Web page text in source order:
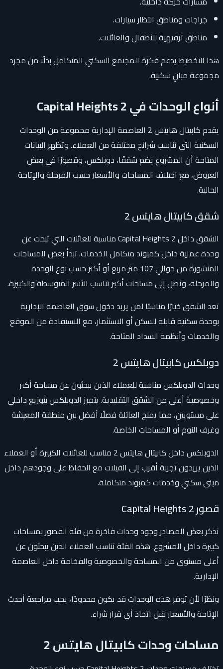
جراجات ومناطق انتظار سيارات.
مناطق ترفيهية للأطفال والعائلات.
هذا التخطيط يدعم فكرة المجتمع السكني المتكامل بدلًا من مجرد
مجموعة مبانٍ سكنية.
أنواع الوحدات في Capital Heights 2
يقدم كابيتال هايتس 2 العاصمة الإدارية مجموعة من الوحدات
السكنية التي تناسب شرائح مختلفة من العملاء. وتظهر البيانات
المتاحة أن المشروع يضم شققًا، دوبلكس، وقصورًا في بعض
العروض، مع اختلاف المساحات والأسعار حسب المرحلة والإتاحة
الحالية.
شقق كابيتال هايتس 2
الشقق داخل Capital Heights 2 مناسبة للعائلات التي تبحث عن
وحدة عملية داخل كمبوند متكامل الخدمات. تبدأ بعض المساحات
المنشورة من حوالي 107 متر مربع أو أكثر حسب نوع الوحدة
والمرحلة، وتصل إلى مساحات أكبر تناسب الأسر المتوسطة والكبيرة.
تعد الشقق خيارًا مناسبًا لمن يريد دخول سوق العاصمة الإدارية
بوحدة سكنية قابلة للسكن أو الاستثمار، مع الاستفادة من الموقع
والخدمات وأنظمة السداد المتاحة.
دوبلكس كابيتال هايتس 2
وحدات الدوبلكس مناسبة للعملاء الذين يبحثون عن مساحة أكبر
وخصوصية أعلى من الشقق التقليدية. يتميز الدوبلكس بتوزيع داخلي
على مستويين، مما يمنح العائلة فصلًا أفضل بين منطقة المعيشة
وغرف النوم أو المساحات الخاصة.
الدوبلكس داخل كابيتال هايتس 2 مناسب للعائلات الكبيرة أو العملاء
الذين يريدون تجربة أقرب إلى الفيلات مع الحفاظ على وجودهم داخل
مبنى سكني وخدمات كمبوند متكاملة.
قصور Capital Heights 2
تذكر بعض المصادر وجود وحدات فاخرة من فئة القصور بمساحات
كبيرة داخل المشروع. هذه الفئة تناسب العملاء الذين يبحثون عن
أعلى مستوى من المساحة والخصوصية والفخامة داخل العاصمة
الإدارية.
ونظرًا لأن توفر هذه الوحدات قد يكون محدودًا، يجب مراجعة أحدث
الإتاحة والأسعار قبل اتخاذ أي قرار شراء.
مساحات وحدات كابيتال هايتس 2